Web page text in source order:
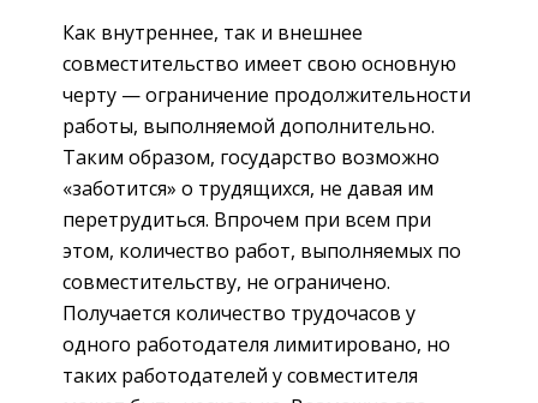
Как внутреннее, так и внешнее
совместительство имеет свою основную
черту — ограничение продолжительности
работы, выполняемой дополнительно.
Таким образом, государство возможно
«заботится» о трудящихся, не давая им
перетрудиться. Впрочем при всем при
этом, количество работ, выполняемых по
совместительству, не ограничено.
Получается количество трудочасов у
одного работодателя лимитировано, но
таких работодателей у совместителя